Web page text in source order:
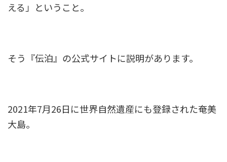
える」ということ。
そう『伝泊』の公式サイトに説明があります。
2021年7月26日に世界自然遺産にも登録された奄美
大島。